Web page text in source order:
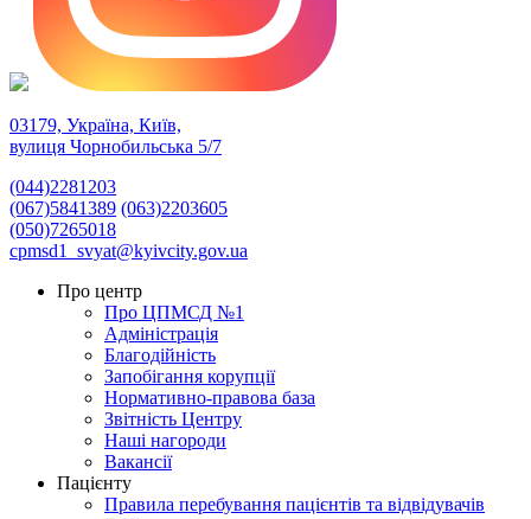
03179, Україна, Київ,
вулиця Чорнобильська 5/7
(044)2281203
(067)5841389 (063)2203605
(050)7265018
cpmsd1_svyat@kyivcity.gov.ua
Про центр
Про ЦПМСД №1
Адміністрація
Благодійність
Запобігання корупції
Нормативно-правова база
Звітність Центру
Наші нагороди
Вакансії
Пацієнту
Правила перебування пацієнтів та відвідувачів